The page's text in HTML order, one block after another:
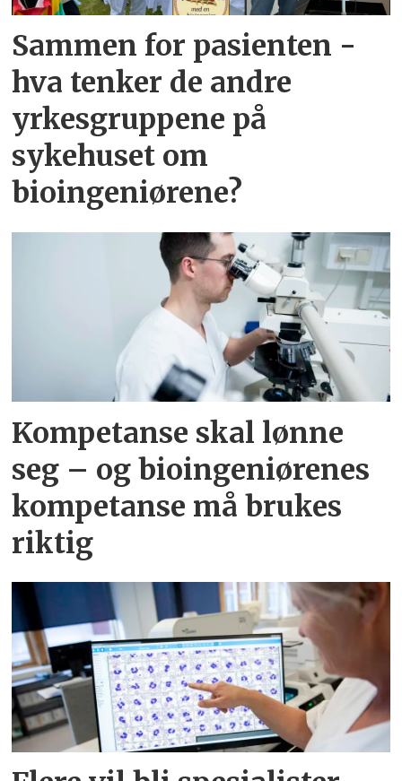
Sammen for pasienten -
hva tenker de andre
yrkesgruppene på
sykehuset om
bioingeniørene?
Kompetanse skal lønne
seg – og bioingeniørenes
kompetanse må brukes
riktig